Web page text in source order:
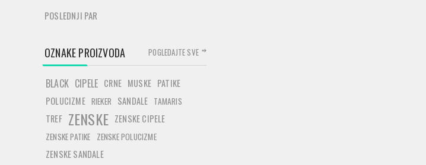
POSLEDNJI PAR
OZNAKE PROIZVODA
BLACK CIPELE CRNE MUSKE PATIKE
POLUCIZME RIEKER SANDALE TAMARIS
TREF ZENSKE ZENSKE CIPELE
ZENSKE PATIKE ZENSKE POLUCIZME
ZENSKE SANDALE
POGLEDAJTE SVE